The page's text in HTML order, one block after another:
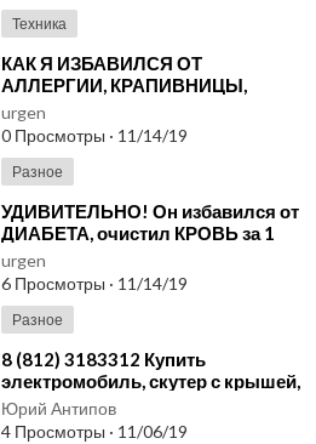
Техника
⁣КАК Я ИЗБАВИЛСЯ ОТ
АЛЛЕРГИИ, КРАПИВНИЦЫ,
БОЛИ В СПИНЕ! Островский.
Вопросы - аллергия, крапивница
urgen
0 Просмотры · 11/14/19
Разное
⁣УДИВИТЕЛЬНО! Он избавился от
ДИАБЕТА, очистил КРОВЬ за 1
МЕСЯЦ! Секрет кроется в...
urgen
6 Просмотры · 11/14/19
Разное
⁣8 (812) 3183312 Купить
электромобиль, скутер с крышей,
трицикл в кабине (Trike,
Triscooter, Трайк)
Юрий Антипов
4 Просмотры · 11/06/19